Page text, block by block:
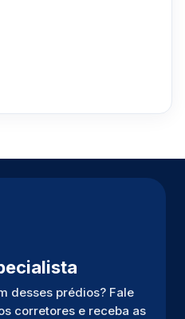
desses prédios? Fale
corretores e receba as